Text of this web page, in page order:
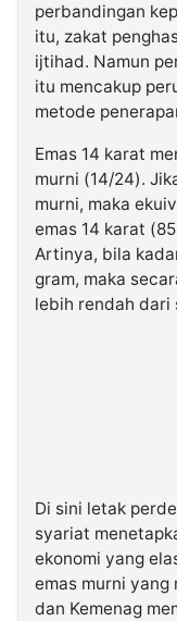
perbandingan
itu, zakat
ijtihad. Namun
itu mencakup
metode
Emas 14 karat
murni (14/24).
murni, maka
emas 14 karat
Artinya, bila
gram, maka
lebih rendah dari
Di sini letak
syariat
ekonomi yang
emas murni yang
dan Kemenag